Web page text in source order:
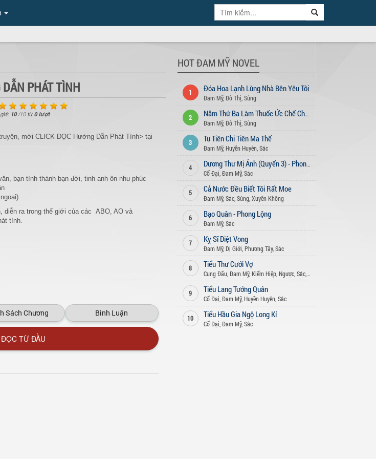
PHÁT TÌNH
10/10từ0 lượt
mời CLICK ĐỌC Hướng Dẫn Phát Tình> tại
bạn tình thành bạn đời, tinh anh ôn nhu phúc
diễn ra trong thế giới của các ABO, AO và
tình.
Sách Chương Bình Luận
TỪ ĐẦU
HOT ĐAM MỸ NOVEL
1 Đóa Hoa Lạnh Lùng Nhà Bên Yêu Tôi
Đam Mỹ, Đô Thị Sủng
2
Năm Thứ Ba Làm Thuốc Ức Chế Cho Sếp
Đam Mỹ, Đô Thị Sủng
3 Tu Tiên Chi Tiên Ma Thể
Đam Mỹ, Huyền Huyễn Sắc
4
Dương Thư Mị Ảnh (Quyển 3) - Phong Vũ Vô Cực
Cổ Đại Đam Mỹ, Sắc
5 Cả Nước Đều Biết Tôi Rất Moe
Đam Mỹ, Sắc, Sủng, Xuyên Không
6 Bạo Quân - Phong Lộng
Đam Mỹ, Sắc
7 Kỵ Sĩ Diệt Vong
Đam Mỹ, Dị Giới Phương Tây, Sắc
8 Tiểu Thư Cưới Vợ
Cung Đấu, Đam Mỹ, Kiếm Hiệp, Ngược, Sắc, Xuyên Không
9 Tiểu Lang Tướng Quân
Cổ Đại Đam Mỹ, Huyền Huyễn, Sắc
10 Tiểu Hầu Gia Ngộ Long Kí
Cổ Đại Đam Mỹ, Sắc